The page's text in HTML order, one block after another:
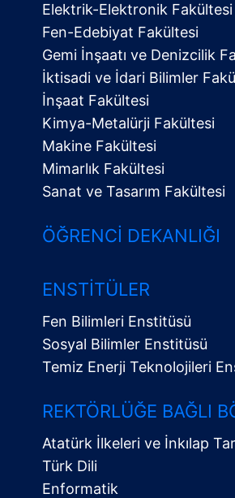
Menü
Elektrik-Elektronik Fakültesi
Fen-Edebiyat Fakültesi
Gemi İnşaatı ve Denizcilik
İktisadi ve İdari Bilimler
İnşaat Fakültesi
Kimya-Metalürji Fakültesi
Makine Fakültesi
Mimarlık Fakültesi
Sanat ve Tasarım Fakültesi
ÖĞRENCI DEKANLIĞI
ENSTITÜLER
Fen Bilimleri Enstitüsü
Sosyal Bilimler Enstitüsü
Temiz Enerji Teknolojileri
REKTÖRLÜĞE BAĞLI
Atatürk İlkeleri ve İnkılap
Türk Dili
Enformatik